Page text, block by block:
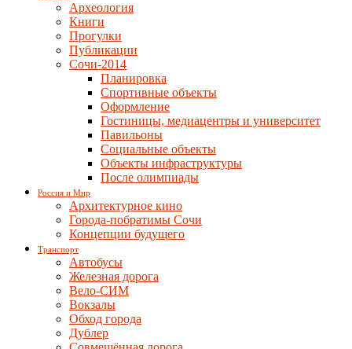
Археология
Книги
Прогулки
Публикации
Сочи-2014
Планировка
Спортивные объекты
Оформление
Гостиницы, медиацентры и университет
Павильоны
Социальные объекты
Объекты инфраструктуры
После олимпиады
Россия и Мир
Архитектурное кино
Города-побратимы Сочи
Концепции будущего
Транспорт
Автобусы
Железная дорога
Вело-СИМ
Вокзалы
Обход города
Дублер